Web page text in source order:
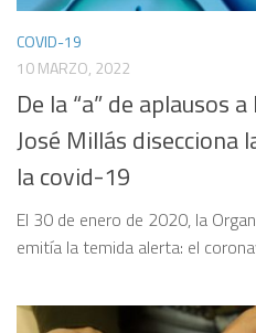
COVID-19
10 MARZO, 2022
De la “a” de aplausos
José Millás disecciona
la covid-19
El 30 de enero de 2020, la
emitía la temida alerta: el